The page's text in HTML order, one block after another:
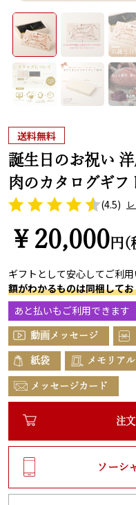
送料無料
誕生日のお祝い
肉のカタログギフ
(4.5)
￥20,000 円(
ギフトとして安心してご利用
額がわかるものは同梱して
あと払いもご利用できます
動画メッセージ
紙袋 メモリア
メッセージカード
注
ソーシ